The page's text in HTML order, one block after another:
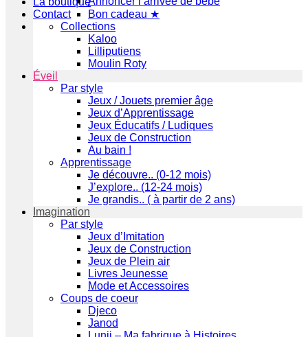
Contact
Bon cadeau ★
Collections
Kaloo
Lilliputiens
Moulin Roty
Éveil
Par style
Jeux / Jouets premier âge
Jeux d’Apprentissage
Jeux Éducatifs / Ludiques
Jeux de Construction
Au bain !
Apprentissage
Je découvre.. (0-12 mois)
J’explore.. (12-24 mois)
Je grandis.. ( à partir de 2 ans)
Imagination
Par style
Jeux d’Imitation
Jeux de Construction
Jeux de Plein air
Livres Jeunesse
Mode et Accessoires
Coups de coeur
Djeco
Janod